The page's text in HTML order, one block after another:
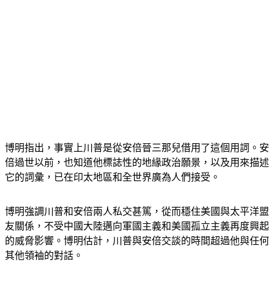
博明指出，事實上川普是從安倍晉三那兒借用了這個用詞。安
倍過世以前，也知道他標誌性的地緣政治願景，以及用來描述
它的詞彙，已在印太地區和全世界廣為人們接受。
博明強調川普和安倍兩人私交甚篤，從而穩住美國與太平洋盟
友關係，不受中國大陸邁向軍國主義和美國孤立主義再度興起
的威脅影響。博明估計，川普與安倍交談的時間超過他與任何
其他領袖的對話。